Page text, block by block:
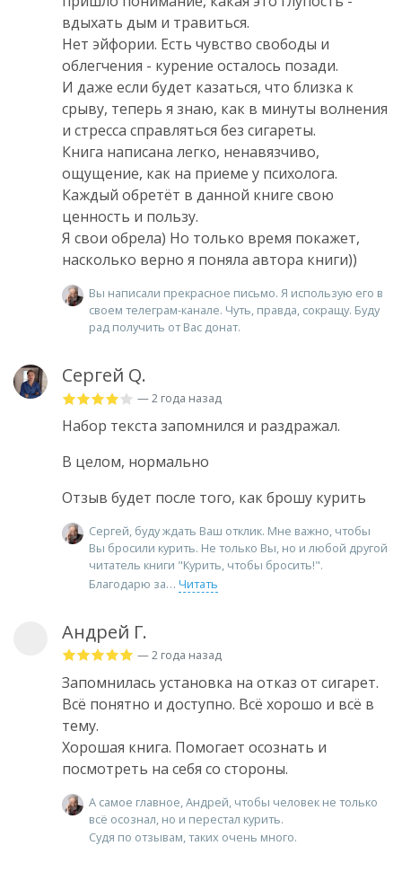
вдыхать дым и травиться.
Нет эйфории. Есть чувство свободы и
облегчения - курение осталось позади.
И даже если будет казаться, что близка к
срыву, теперь я знаю, как в минуты волнения
и стресса справляться без сигареты.
Книга написана легко, ненавязчиво,
ощущение, как на приеме у психолога.
Каждый обретёт в данной книге свою
ценность и пользу.
Я свои обрела) Но только время покажет,
насколько верно я поняла автора книги))
Вы написали прекрасное письмо. Я использую его в
своем телеграм-канале. Чуть, правда, сокращу. Буду
рад получить от Вас донат.
Сергей Q.
— 2 года назад
Набор текста запомнился и раздражал.
В целом, нормально
Отзыв будет после того, как брошу курить
Сергей, буду ждать Ваш отклик. Мне важно, чтобы
Вы бросили курить. Не только Вы, но и любой другой
читатель книги "Курить, чтобы бросить!".
Благодарю за
Читать
Андрей Г.
— 2 года назад
Запомнилась установка на отказ от сигарет.
Всё понятно и доступно. Всё хорошо и всё в
тему.
Хорошая книга. Помогает осознать и
посмотреть на себя со стороны.
А самое главное, Андрей, чтобы человек не только
всё осознал, но и перестал курить.
Судя по отзывам, таких очень много.